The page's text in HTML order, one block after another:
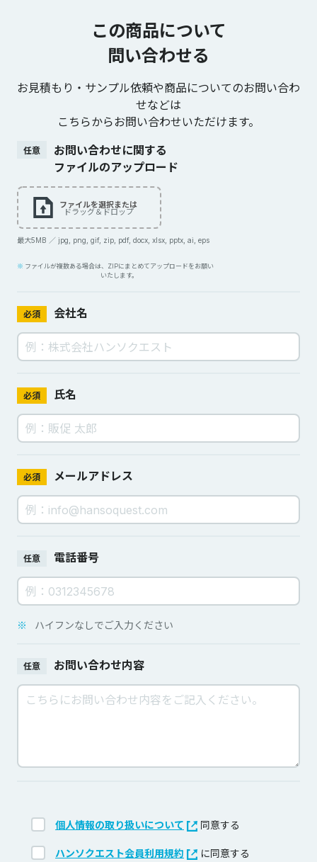
この商品について
問い合わせる
お見積もり・サンプル依頼や商品についてのお問い合わ
せなどは
こちらからお問い合わせいただけます。
任意
お問い合わせに関する
ファイルのアップロード
ファイルを選択または
ドラッグ＆ドロップ
最大5MB ／ jpg, png, gif, zip, pdf, docx, xlsx, pptx, ai, eps
ファイルが複数ある場合は、ZIPにまとめてアップロードをお願い
いたします。
必須 会社名
必須 氏名
必須 メールアドレス
任意 電話番号
※ ハイフンなしでご入力ください
任意 お問い合わせ内容
個人情報の取り扱いについて 同意する
ハンソクエスト会員利用規約 に同意する